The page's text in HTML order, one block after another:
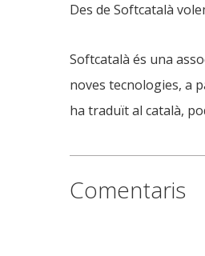
Des de Softcatalà
Softcatalà és una
noves tecnologies, a
ha traduït al català,
Comentaris